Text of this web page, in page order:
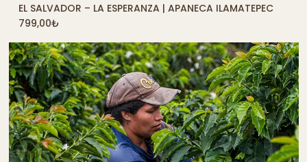
QUICK SHOP
EL SALVADOR – LA ESPERANZA | APANECA ILAMATEPEC
799,00₺